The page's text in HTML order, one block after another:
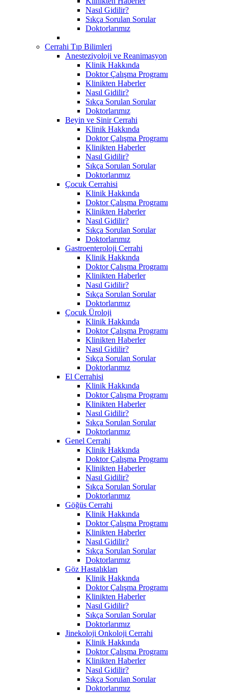
Nasıl Gidilir?
Sıkça Sorulan Sorular
Doktorlarımız
Cerrahi Tıp Bilimleri
Anesteziyoloji ve Reanimasyon
Klinik Hakkında
Doktor Çalışma Programı
Klinikten Haberler
Nasıl Gidilir?
Sıkça Sorulan Sorular
Doktorlarımız
Beyin ve Sinir Cerrahi
Klinik Hakkında
Doktor Çalışma Programı
Klinikten Haberler
Nasıl Gidilir?
Sıkça Sorulan Sorular
Doktorlarımız
Çocuk Cerrahisi
Klinik Hakkında
Doktor Çalışma Programı
Klinikten Haberler
Nasıl Gidilir?
Sıkça Sorulan Sorular
Doktorlarımız
Gastroenteroloji Cerrahi
Klinik Hakkında
Doktor Çalışma Programı
Klinikten Haberler
Nasıl Gidilir?
Sıkça Sorulan Sorular
Doktorlarımız
Çocuk Üroloji
Klinik Hakkında
Doktor Çalışma Programı
Klinikten Haberler
Nasıl Gidilir?
Sıkça Sorulan Sorular
Doktorlarımız
El Cerrahisi
Klinik Hakkında
Doktor Çalışma Programı
Klinikten Haberler
Nasıl Gidilir?
Sıkça Sorulan Sorular
Doktorlarımız
Genel Cerrahi
Klinik Hakkında
Doktor Çalışma Programı
Klinikten Haberler
Nasıl Gidilir?
Sıkça Sorulan Sorular
Doktorlarımız
Göğüs Cerrahi
Klinik Hakkında
Doktor Çalışma Programı
Klinikten Haberler
Nasıl Gidilir?
Sıkça Sorulan Sorular
Doktorlarımız
Göz Hastalıkları
Klinik Hakkında
Doktor Çalışma Programı
Klinikten Haberler
Nasıl Gidilir?
Sıkça Sorulan Sorular
Doktorlarımız
Jinekoloji Onkoloji Cerrahi
Klinik Hakkında
Doktor Çalışma Programı
Klinikten Haberler
Nasıl Gidilir?
Sıkça Sorulan Sorular
Doktorlarımız